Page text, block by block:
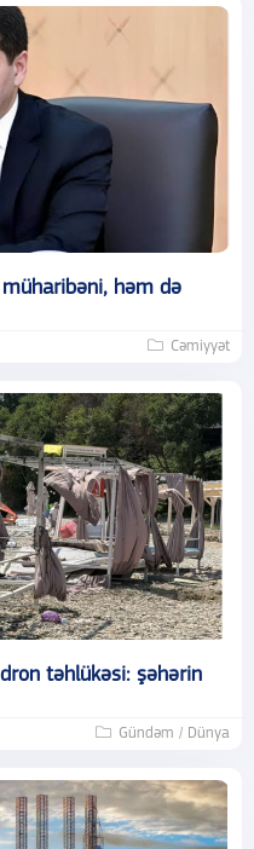
həm də
Cəmiyyət
təhlükəsi: şəhərin
Gündəm / Dünya